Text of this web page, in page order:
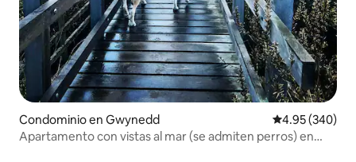
Condominio en Gwynedd Calificación
4.95 (340)
Apartamento con vistas al mar (se admiten perros) en